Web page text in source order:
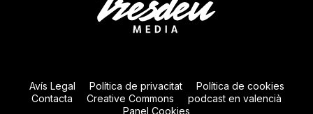
Avís Legal Política de privacitat
Política de cookies
Contacta
Creative Commons
podcast en valencià
Panel Cookies